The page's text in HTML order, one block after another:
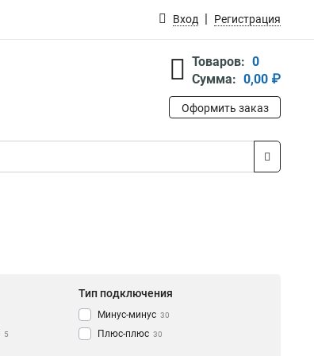
Вход Регистрация
Товаров: 0
Сумма: 0,00 ₽
Оформить заказ
5
Тип подключения
Минус-минус 30
Плюс-плюс 30